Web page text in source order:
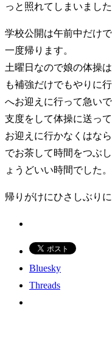
っと照れてしまいました
学校公開は午前中だけ
一度帰ります。
土曜日なので娘の体操
も補強だけでもやりに
へお迎えに行って急いで
支度をして体操に送っ
お迎えに行かなくはな
でお茶して時間をつぶ
ょうどいい時間でした。
帰りがけにひさしぶり
Bluesky
Threads